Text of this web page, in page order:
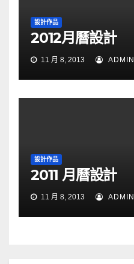
設計作品
2012月曆設計
11 月 8, 2013 ADMIN
設計作品
2011 月曆設計
11 月 8, 2013 ADMIN